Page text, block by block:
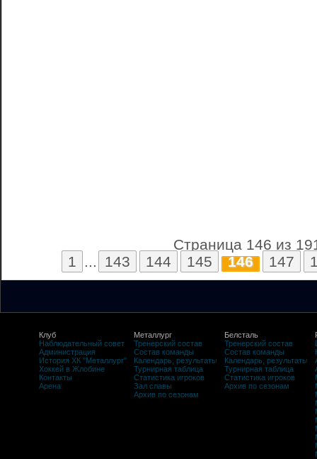
Страница 146 из
1
... 143 144 145 146 147
Клуб
Наблюдательный совет
Администрация
История ХК "Металлург"
Хоккей в Жлобине
Контакты
Арена
Металлург
Тренерский состав
Состав команды
Календарь, результаты
Турнирная таблица
Статистика игроков
Зал славы
Архив по сезонам
Белсталь
Тренерский состав
Состав команды
Календарь, результаты
Турнирная таблица
Статистика игроков
Архив по сезонам